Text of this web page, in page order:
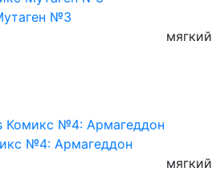
№3
мягкий
№4: Армагеддон
мягкий